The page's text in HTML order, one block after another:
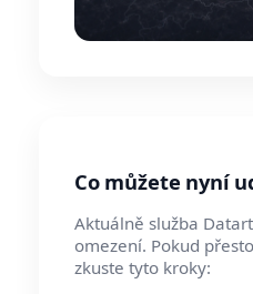
Co můžete nyní
Aktuálně služba
omezení. Pokud
zkuste tyto kroky: